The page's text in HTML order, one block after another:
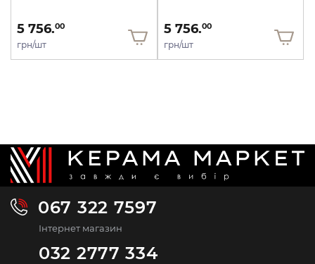
5 756.00
грн/шт
5 756.00
грн/шт
067 322 7597
Інтернет магазин
032 2777 334